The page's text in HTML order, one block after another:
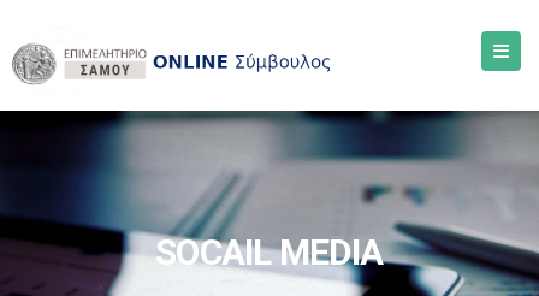
SOCAIL MEDIA